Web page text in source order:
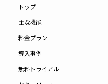
トップ
主な機能
料金プラン
導入事例
無料トライアル